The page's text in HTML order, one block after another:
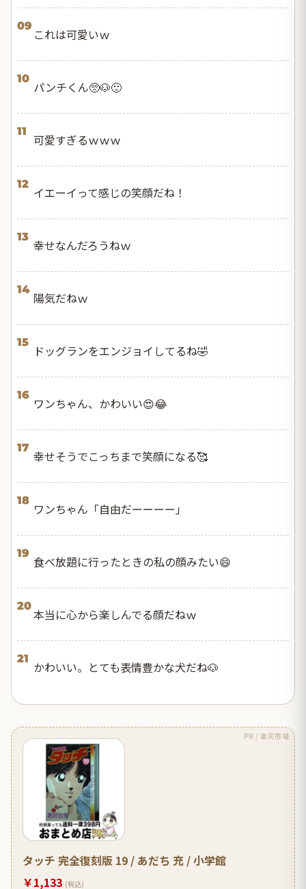
09
これは可愛いｗ
10
パンチくん🥺🐶🙂
11
可愛すぎるｗｗｗ
12
イエーイって感じの笑顔だね！
13
幸せなんだろうねｗ
14
陽気だねｗ
15
ドッグランをエンジョイしてるね🤣
16
ワンちゃん、かわいい😍😂
17
幸せそうでこっちまで笑顔になる🥰
18
ワンちゃん「自由だーーーー」
19
食べ放題に行ったときの私の顔みたい😄
20
本当に心から楽しんでる顔だねｗ
21
かわいい。とても表情豊かな犬だね🐶
PR / 楽天市場
タッチ 完全復刻版 19 / あだち 充 / 小学館
￥1,133 (税込)